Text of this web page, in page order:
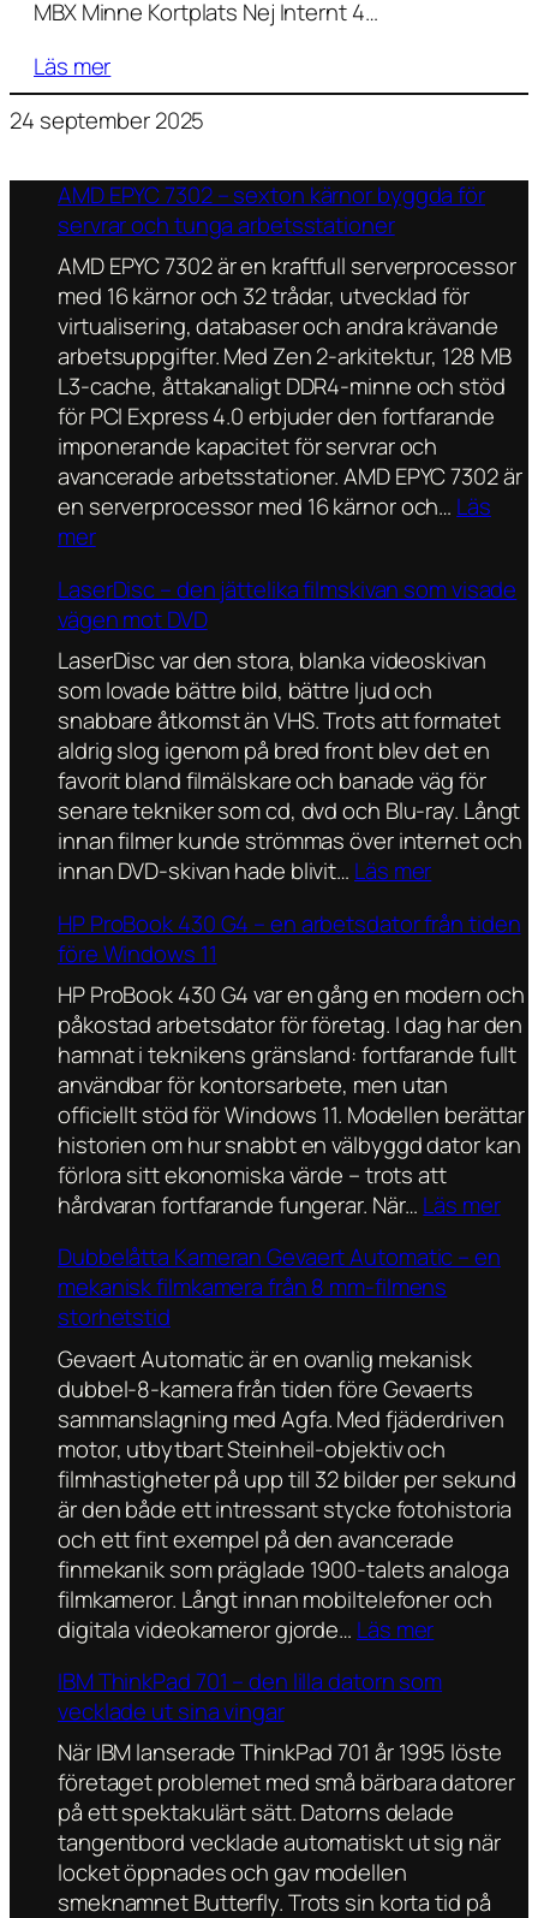
MBX Minne Kortplats Nej Internt 4…
Läs mer
24 september 2025
AMD EPYC 7302 – sexton kärnor byggda för
servrar och tunga arbetsstationer
AMD EPYC 7302 är en kraftfull serverprocessor
med 16 kärnor och 32 trådar, utvecklad för
virtualisering, databaser och andra krävande
arbetsuppgifter. Med Zen 2-arkitektur, 128 MB
L3-cache, åttakanaligt DDR4-minne och stöd
för PCI Express 4.0 erbjuder den fortfarande
imponerande kapacitet för servrar och
avancerade arbetsstationer. AMD EPYC 7302 är
en serverprocessor med 16 kärnor och… Läs
mer:
M
D
E
P
Y
C
7
3
0
2
s
e
x
t
o
n
k
ä
r
n
r
b
y
g
g
d
a
f
ö
r
s
e
r
v
r
a
r
o
c
h
t
u
LaserDisc – den jättelika filmskivan som visade
vägen mot DVD
LaserDisc var den stora, blanka videoskivan
som lovade bättre bild, bättre ljud och
snabbare åtkomst än VHS. Trots att formatet
aldrig slog igenom på bred front blev det en
favorit bland filmälskare och banade väg för
senare tekniker som cd, dvd och Blu-ray. Långt
innan filmer kunde strömmas över internet och
innan DVD-skivan hade blivit… Läs mer:
a
e
r
D
i
s
c
–
d
n
j
t
t
e
l
i
k
a
f
i
l
m
s
i
v
a
n
s
o
HP ProBook 430 G4 – en arbetsdator från tiden
före Windows 11
HP ProBook 430 G4 var en gång en modern och
påkostad arbetsdator för företag. I dag har den
hamnat i teknikens gränsland: fortfarande fullt
användbar för kontorsarbete, men utan
officiellt stöd för Windows 11. Modellen berättar
historien om hur snabbt en välbyggd dator kan
förlora sitt ekonomiska värde – trots att
hårdvaran fortfarande fungerar. När… Läs mer:
P
o
k
4
0
a
r
e
Dubbelåtta Kameran Gevaert Automatic – en
mekanisk filmkamera från 8 mm-filmens
storhetstid
Gevaert Automatic är en ovanlig mekanisk
dubbel-8-kamera från tiden före Gevaerts
sammanslagning med Agfa. Med fjäderdriven
motor, utbytbart Steinheil-objektiv och
filmhastigheter på upp till 32 bilder per sekund
är den både ett intressant stycke fotohistoria
och ett fint exempel på den avancerade
finmekanik som präglade 1900-talets analoga
filmkameror. Långt innan mobiltelefoner och
digitala videokameror gjorde… Läs mer:
u
b
e
l
å
t
IBM ThinkPad 701 – den lilla datorn som
vecklade ut sina vingar
När IBM lanserade ThinkPad 701 år 1995 löste
företaget problemet med små bärbara datorer
på ett spektakulärt sätt. Datorns delade
tangentbord vecklade automatiskt ut sig när
locket öppnades och gav modellen
smeknamnet Butterfly. Trots sin korta tid på